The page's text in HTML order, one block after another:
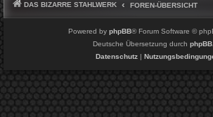
DAS BIZARRE STAHLWERK FOREN-ÜBERSICHT
Powered by phpBB® Forum Software ©
Deutsche Übersetzung durch
Datenschutz|